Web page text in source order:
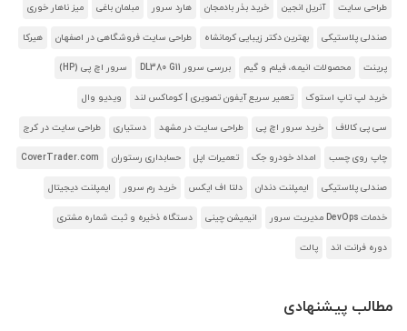
طراحی سایت آنریل انجین خرید بذر بادمجان هارد سرور مبلمان باغی میز ناهار خوری
صندلی پلاستیکی بهترین دکتر زیبایی کرمانشاه طراحی سایت فروشگاهی در اصفهان هیرکا
پرینت محصولات انیمه، فیلم و گیم بررسی سرور DL380 G11 سرور اچ پی (HP)
خرید لپ تاپ استوک تعمیر سریع آیفون تصویری | کوماکس لند ویدیو وال
سی پی کالاف خرید سرور اچ پی طراحی سایت در مشهد دستیاری طراحی سایت در کرج
چاپ روی چسب امداد خودرو جک تعمیرات اپل حسابداری رستوران CoverTrader.com
صندلی پلاستیکی ایمپلنت دندان دلتا اف ایکس خرید رم سرور ایمپلنت دیجیتال
خدمات DevOps مدیریت سرور انیمیشن چینی دستگاه ذخیره و ثبت شماره مشتری
دوره فرانت اند پالت
مطالب پیشنهادی